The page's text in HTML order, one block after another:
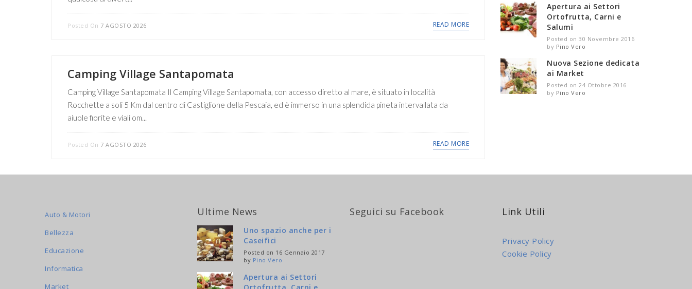
Posted On 7 AGOSTO 2026 READ MORE
Camping Village Santapomata
Camping Village Santapomata Il Camping Village Santapomata, con accesso diretto al mare, è situato in località
Rocchette a soli 5 Km dal centro di Castiglione della Pescaia, ed è immerso in una splendida pineta intervallata da
aiuole fiorite e viali om...
Posted On 7 AGOSTO 2026 READ MORE
Apertura ai Settori
Ortofrutta, Carni e
Salumi
Posted on 30 Novembre 2016
by Pino Vero
Nuova Sezione dedicata
ai Market
Posted on 24 Ottobre 2016
by Pino Vero
Auto & Motori
Bellezza
Educazione
Informatica
Market
Ultime News
Uno spazio anche per i
Caseifici
Posted on 16 Gennaio 2017
by Pino Vero
Apertura ai Settori
Seguici su Facebook Link Utili
Privacy Policy
Cookie Policy